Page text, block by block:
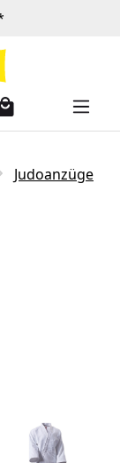
Judoanzüge